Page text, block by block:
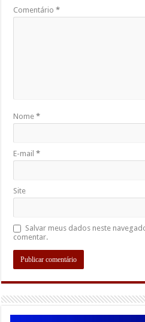
Comentário*
Nome*
E-mail*
Site
Salvar meus dados neste
comentar.